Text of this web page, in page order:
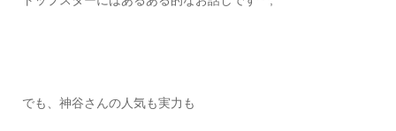
でも、神谷さんの人気も実力も